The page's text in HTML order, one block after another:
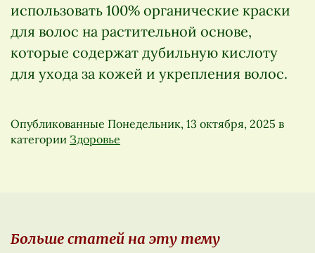
использовать 100% органические краски
для волос на растительной основе,
которые содержат дубильную кислоту
для ухода за кожей и укрепления волос.
Опубликованные Понедельник, 13 октября, 2025 в
категории Здоровье
Больше статей на эту тему